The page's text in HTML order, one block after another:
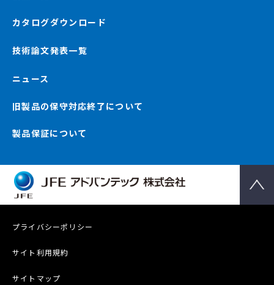
カタログダウンロード
技術論文発表一覧
ニュース
旧製品の保守対応終了について
製品保証について
プライバシーポリシー
サイト利用規約
サイトマップ